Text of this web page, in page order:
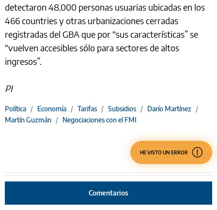
detectaron 48.000 personas usuarias ubicadas en los
466 countries y otras urbanizaciones cerradas
registradas del GBA que por “sus características” se
“vuelven accesibles sólo para sectores de altos
ingresos”.
PI
Política / Economía / Tarifas / Subsidios / Darío Martínez /
Martín Guzmán / Negociaciones con el FMI
HE VISTO UN ERROR
Comentarios